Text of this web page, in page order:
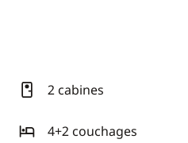
2 cabines
4+2 couchages